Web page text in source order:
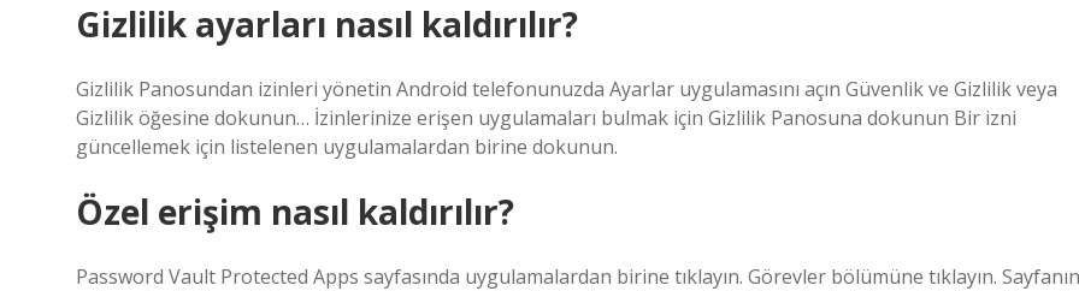
Gizlilik ayarları nasıl kaldırılır?
Gizlilik Panosundan izinleri yönetin Android telefonunuzda Ayarlar uygulamasını açın Güvenlik ve Gizlilik veya
Gizlilik öğesine dokunun… İzinlerinize erişen uygulamaları bulmak için Gizlilik Panosuna dokunun Bir izni
güncellemek için listelenen uygulamalardan birine dokunun.
Özel erişim nasıl kaldırılır?
Password Vault Protected Apps sayfasında uygulamalardan birine tıklayın. Görevler bölümüne tıklayın. Sayfanın